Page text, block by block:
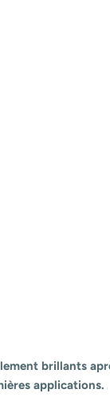
brillants
applications.